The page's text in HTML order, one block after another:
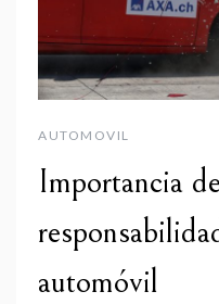
AUTOMOVIL
Importancia
automóvil